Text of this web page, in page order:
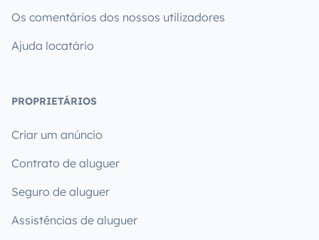
Os comentários dos nossos utilizadores
Ajuda locatário
PROPRIETÁRIOS
Criar um anúncio
Contrato de aluguer
Seguro de aluguer
Assistências de aluguer